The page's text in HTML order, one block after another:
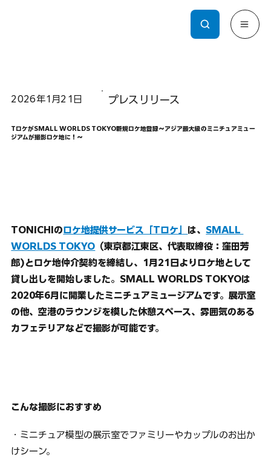
2026年1月21日 プレスリリース
TロケがSMALL WORLDS TOKYO新規ロケ地登録～アジア最大級のミニチュアミュー
ジアムが撮影ロケ地に！～
TONICHIの ロケ地提供サービス「Tロケ」 は、SMALL
WORLDS TOKYO （東京都江東区、代表取締役：窪田芳
郎)とロケ地仲介契約を締結し、1月21日よりロケ地として
貸し出しを開始しました。SMALL WORLDS TOKYOは
2020年6月に開業したミニチュアミュージアムです。展示室
の他、空港のラウンジを模した休憩スペース、雰囲気のある
カフェテリアなどで撮影が可能です。
こんな撮影におすすめ
・ミニチュア模型の展示室でファミリーやカップルのお出か
けシーン。